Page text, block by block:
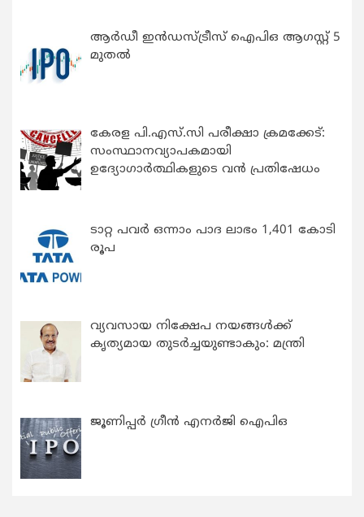
ആർഡീ ഇൻഡസ്ട്രീസ് ഐപിഒ ആഗസ്റ്റ് 5
മുതൽ
കേരള പി.എസ്.സി പരീക്ഷാ ക്രമക്കേട്:
സംസ്ഥാനവ്യാപകമായി
ഉദ്യോഗാര്‍ത്ഥികളുടെ വന്‍ പ്രതിഷേധം
ടാറ്റ പവർ ഒന്നാം പാദ ലാഭം 1,401 കോടി
രൂപ
വ്യവസായ നിക്ഷേപ നയങ്ങള്‍ക്ക്
കൃത്യമായ തുടര്‍ച്ചയുണ്ടാകും: മന്ത്രി
ജൂണിപ്പർ ഗ്രീൻ എനർജി ഐപിഒ